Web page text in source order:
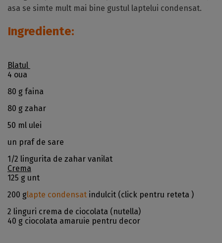
asa se simte mult mai bine gustul laptelui condensat.
Ingrediente:
Blatul
4 oua
80 g faina
80 g zahar
50 ml ulei
un praf de sare
1/2 lingurita de zahar vanilat
Crema
125 g unt
200 glapte condensat indulcit (click pentru reteta )
2 linguri crema de ciocolata (nutella)
40 g ciocolata amaruie pentru decor